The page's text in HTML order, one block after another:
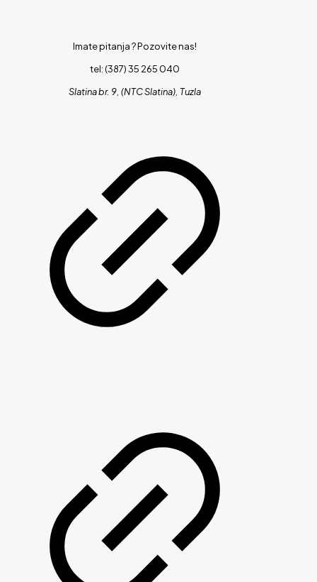
Imate pitanja ?Pozovite nas!
tel: (387) 35 265 040
Slatina br. 9, (NTC Slatina), Tuzla